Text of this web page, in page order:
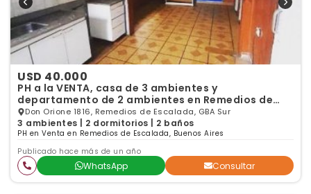
USD 40.000
PH a la VENTA, casa de 3 ambientes y
departamento de 2 ambientes en Remedios de
Escalada, Lanús
Don Orione 1816, Remedios de Escalada, GBA Sur
3 ambientes | 2 dormitorios | 2 baños
PH en Venta en Remedios de Escalada, Buenos Aires
Publicado hace más de un año
WhatsApp Consultar